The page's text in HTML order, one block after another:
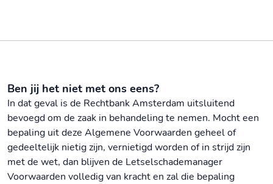
Ben jij het niet met ons eens?
In dat geval is de Rechtbank Amsterdam uitsluitend
bevoegd om de zaak in behandeling te nemen. Mocht een
bepaling uit deze Algemene Voorwaarden geheel of
gedeeltelijk nietig zijn, vernietigd worden of in strijd zijn
met de wet, dan blijven de Letselschademanager
Voorwaarden volledig van kracht en zal die bepaling